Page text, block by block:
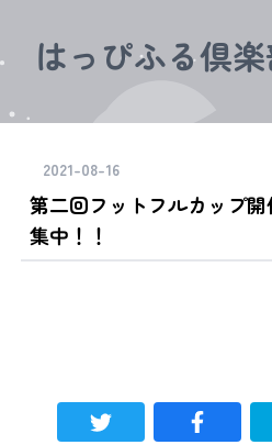
はっぴふる倶
2021-08-16
第二回フットフルカップ
集中！！